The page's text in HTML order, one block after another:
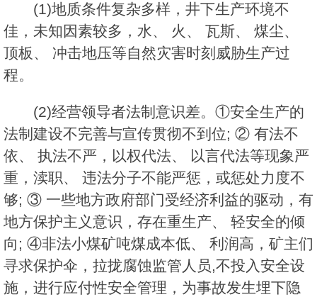
(1)地质条件复杂多样，井下生产环境不
佳，未知因素较多，水、 火、 瓦斯、 煤尘、
顶板、 冲击地压等自然灾害时刻威胁生产过
程。
(2)经营领导者法制意识差。①安全生产的
法制建设不完善与宣传贯彻不到位; ② 有法不
依、 执法不严，以权代法、 以言代法等现象严
重，渎职、 违法分子不能严惩，或惩处力度不
够; ③ 一些地方政府部门受经济利益的驱动，有
地方保护主义意识，存在重生产、 轻安全的倾
向; ④非法小煤矿吨煤成本低、 利润高，矿主们
寻求保护伞，拉拢腐蚀监管人员,不投入安全设
施，进行应付性安全管理，为事故发生埋下隐